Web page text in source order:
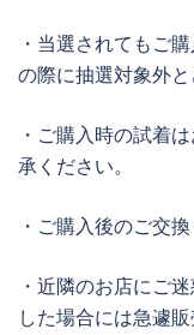
・当選されてもご
の際に抽選対象外と
・ご購入時の試着
承ください。
・ご購入後のご交
・近隣のお店にご
した場合には急遽